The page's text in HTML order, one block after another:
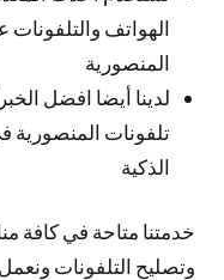
الهواتف
المنصورية
لدينا أيضا افضل
تلفونات المنصورية
الذكية
خدمتنا متاحة في كافة
وتصليح التلفونات